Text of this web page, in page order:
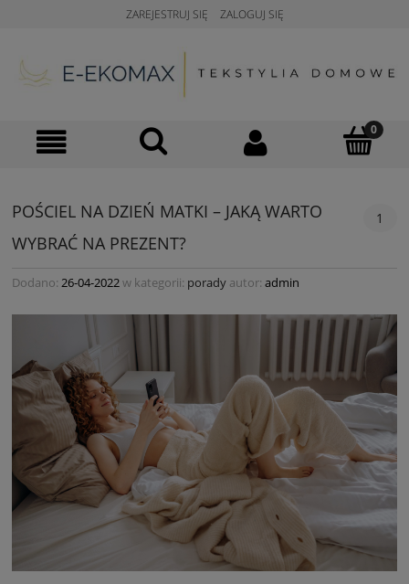
ZAREJESTRUJ SIĘ ZALOGUJ SIĘ
POŚCIEL NA DZIEŃ MATKI – JAKĄ WARTO
WYBRAĆ NA PREZENT?
1
Dodano: 26-04-2022w kategorii: porady autor: admin